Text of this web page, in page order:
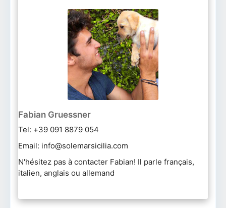
Fabian Gruessner
Tel: +39 091 8879 054
Email: info@solemarsicilia.com
N'hésitez pas à contacter Fabian! Il parle français,
italien, anglais ou allemand